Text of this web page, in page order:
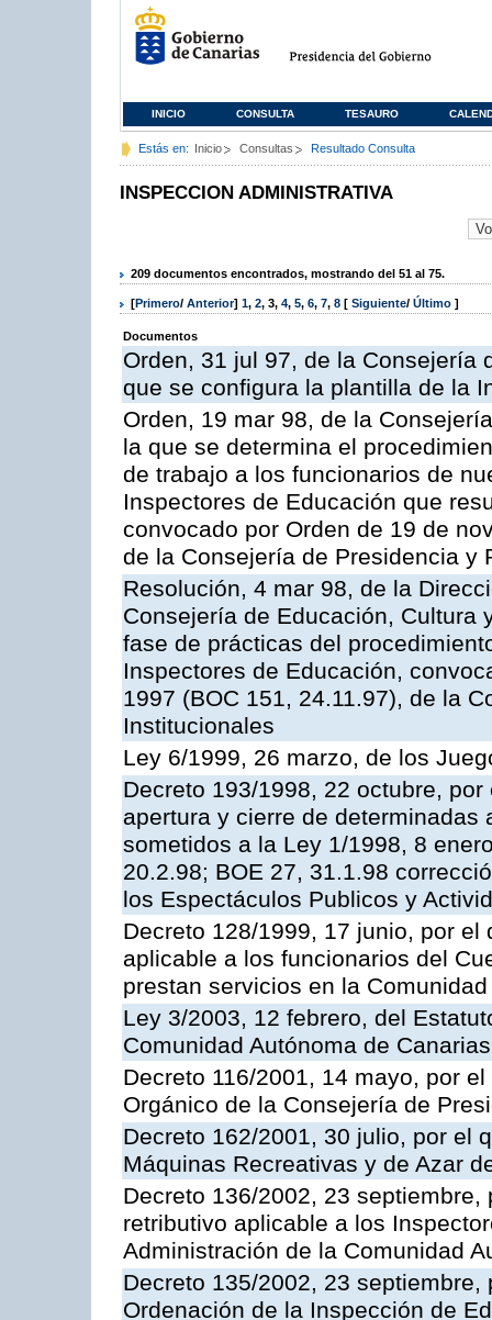
INICIO CONSULTA TESAURO
Estás en: Inicio Consultas Resultado Consulta
INSPECCION ADMINISTRATIVA
209 documentos encontrados, mostrando del 51 al 75.
[Primero/ Anterior] 1, 2, 3, 4, 5, 6, 7, 8 [ Siguiente/ Último ]
Documentos
Orden, 31 jul 97, de la Consejería
que se configura la plantilla de la
Orden, 19 mar 98, de la
la que se determina el
de trabajo a los funcionarios de
Inspectores de Educación que
convocado por Orden de 19 de
de la Consejería de Presidencia y
Resolución, 4 mar 98, de la
Consejería de Educación, Cultura
fase de prácticas del
Inspectores de Educación,
1997 (BOC 151, 24.11.97), de la
Institucionales
Ley 6/1999, 26 marzo, de los
Decreto 193/1998, 22 octubre,
apertura y cierre de
sometidos a la Ley 1/1998, 8
20.2.98; BOE 27, 31.1.98
los Espectáculos Publicos y
Decreto 128/1999, 17 junio, por
aplicable a los funcionarios del
prestan servicios en la
Ley 3/2003, 12 febrero, del
Comunidad Autónoma de Canarias
Decreto 116/2001, 14 mayo, por
Orgánico de la Consejería de
Decreto 162/2001, 30 julio, por el
Máquinas Recreativas y de Azar
Decreto 136/2002, 23
retributivo aplicable a los
Administración de la Comunidad
Decreto 135/2002, 23
Ordenación de la Inspección de